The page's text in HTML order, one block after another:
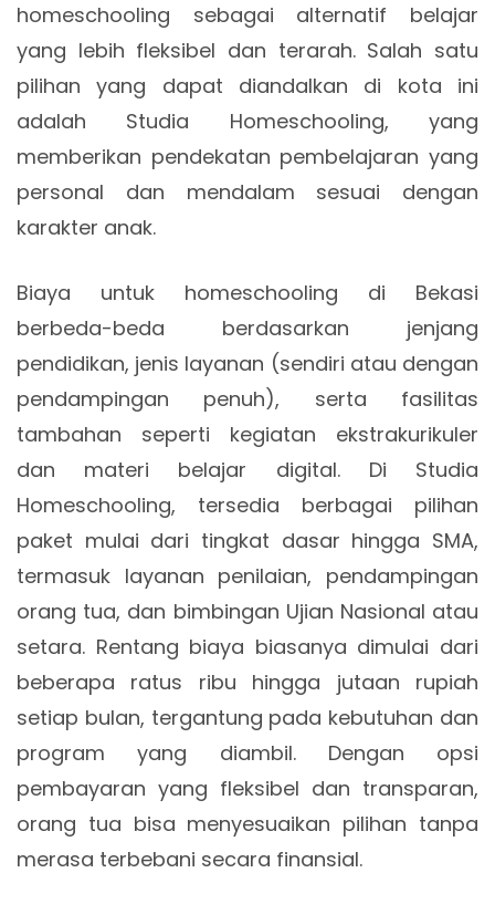
homeschooling sebagai alternatif belajar
yang lebih fleksibel dan terarah. Salah satu
pilihan yang dapat diandalkan di kota ini
adalah Studia Homeschooling, yang
memberikan pendekatan pembelajaran yang
personal dan mendalam sesuai dengan
karakter anak.
Biaya untuk homeschooling di Bekasi
berbeda-beda berdasarkan jenjang
pendidikan, jenis layanan (sendiri atau dengan
pendampingan penuh), serta fasilitas
tambahan seperti kegiatan ekstrakurikuler
dan materi belajar digital. Di Studia
Homeschooling, tersedia berbagai pilihan
paket mulai dari tingkat dasar hingga SMA,
termasuk layanan penilaian, pendampingan
orang tua, dan bimbingan Ujian Nasional atau
setara. Rentang biaya biasanya dimulai dari
beberapa ratus ribu hingga jutaan rupiah
setiap bulan, tergantung pada kebutuhan dan
program yang diambil. Dengan opsi
pembayaran yang fleksibel dan transparan,
orang tua bisa menyesuaikan pilihan tanpa
merasa terbebani secara finansial.